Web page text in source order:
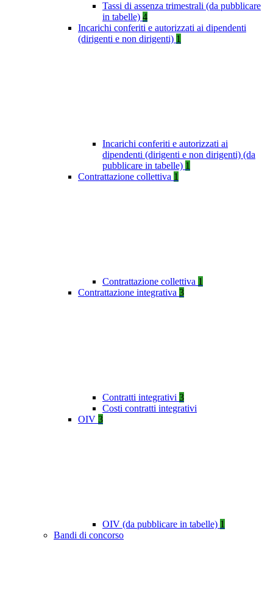
Tassi di assenza trimestrali (da pubblicare
in tabelle) 4
Incarichi conferiti e autorizzati ai dipendenti
(dirigenti e non dirigenti) 1
Incarichi conferiti e autorizzati ai
dipendenti (dirigenti e non dirigenti) (da
pubblicare in tabelle) 1
Contrattazione collettiva 1
Contrattazione collettiva 1
Contrattazione integrativa 3
Contratti integrativi 3
Costi contratti integrativi
OIV 3
OIV (da pubblicare in tabelle) 1
Bandi di concorso